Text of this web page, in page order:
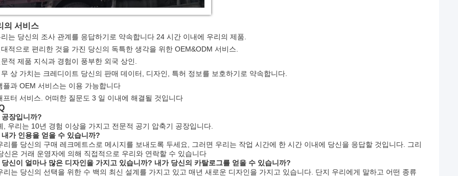
의 서비스
는 당신의 조사 관계를 응답하기로 약속합니다 24 시간 이내에 우리의 제품.
적으로 편리한 것을 가진 당신의 독특한 생각을 위한 OEM&ODM 서비스.
적 제품 지식과 경험이 풍부한 외국 상인.
상 가치는 크레디이트 당신의 판매 데이터, 디자인, 특허 정보를 보호하기로 약속합니다.
플과 OEM 서비스는 이용 가능합니다
프터 서비스. 어떠한 질문도 3 일 이내에 해결될 것입니다
장입니까?
, 우리는 10년 경험 이상을 가지고 전문적 공기 압축기 공장입니다.
가 인용을 얻을 수 있습니까?
리를 당신의 구매 레크메트스로 메시지를 보내도록 두세요, 그러면 우리는 작업 시간에 한 시간 이내에 당신을 응답할 것입니다. 그리
신은 거래 운영자에 의해 직접적으로 우리와 연락할 수 있습니다
신이 얼마나 많은 디자인을 가지고 있습니까? 내가 당신의 카탈로그를 얻을 수 있습니까?
리는 당신의 선택을 위한 수 백의 최신 설계를 가지고 있고 매년 새로운 디자인을 가지고 있습니다. 단지 우리에게 말하고 어떤 종류